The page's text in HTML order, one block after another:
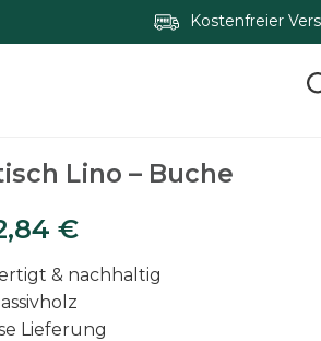
Kostenfreier
Zum
Lino – Buche
€
& nachhaltig
Lieferung